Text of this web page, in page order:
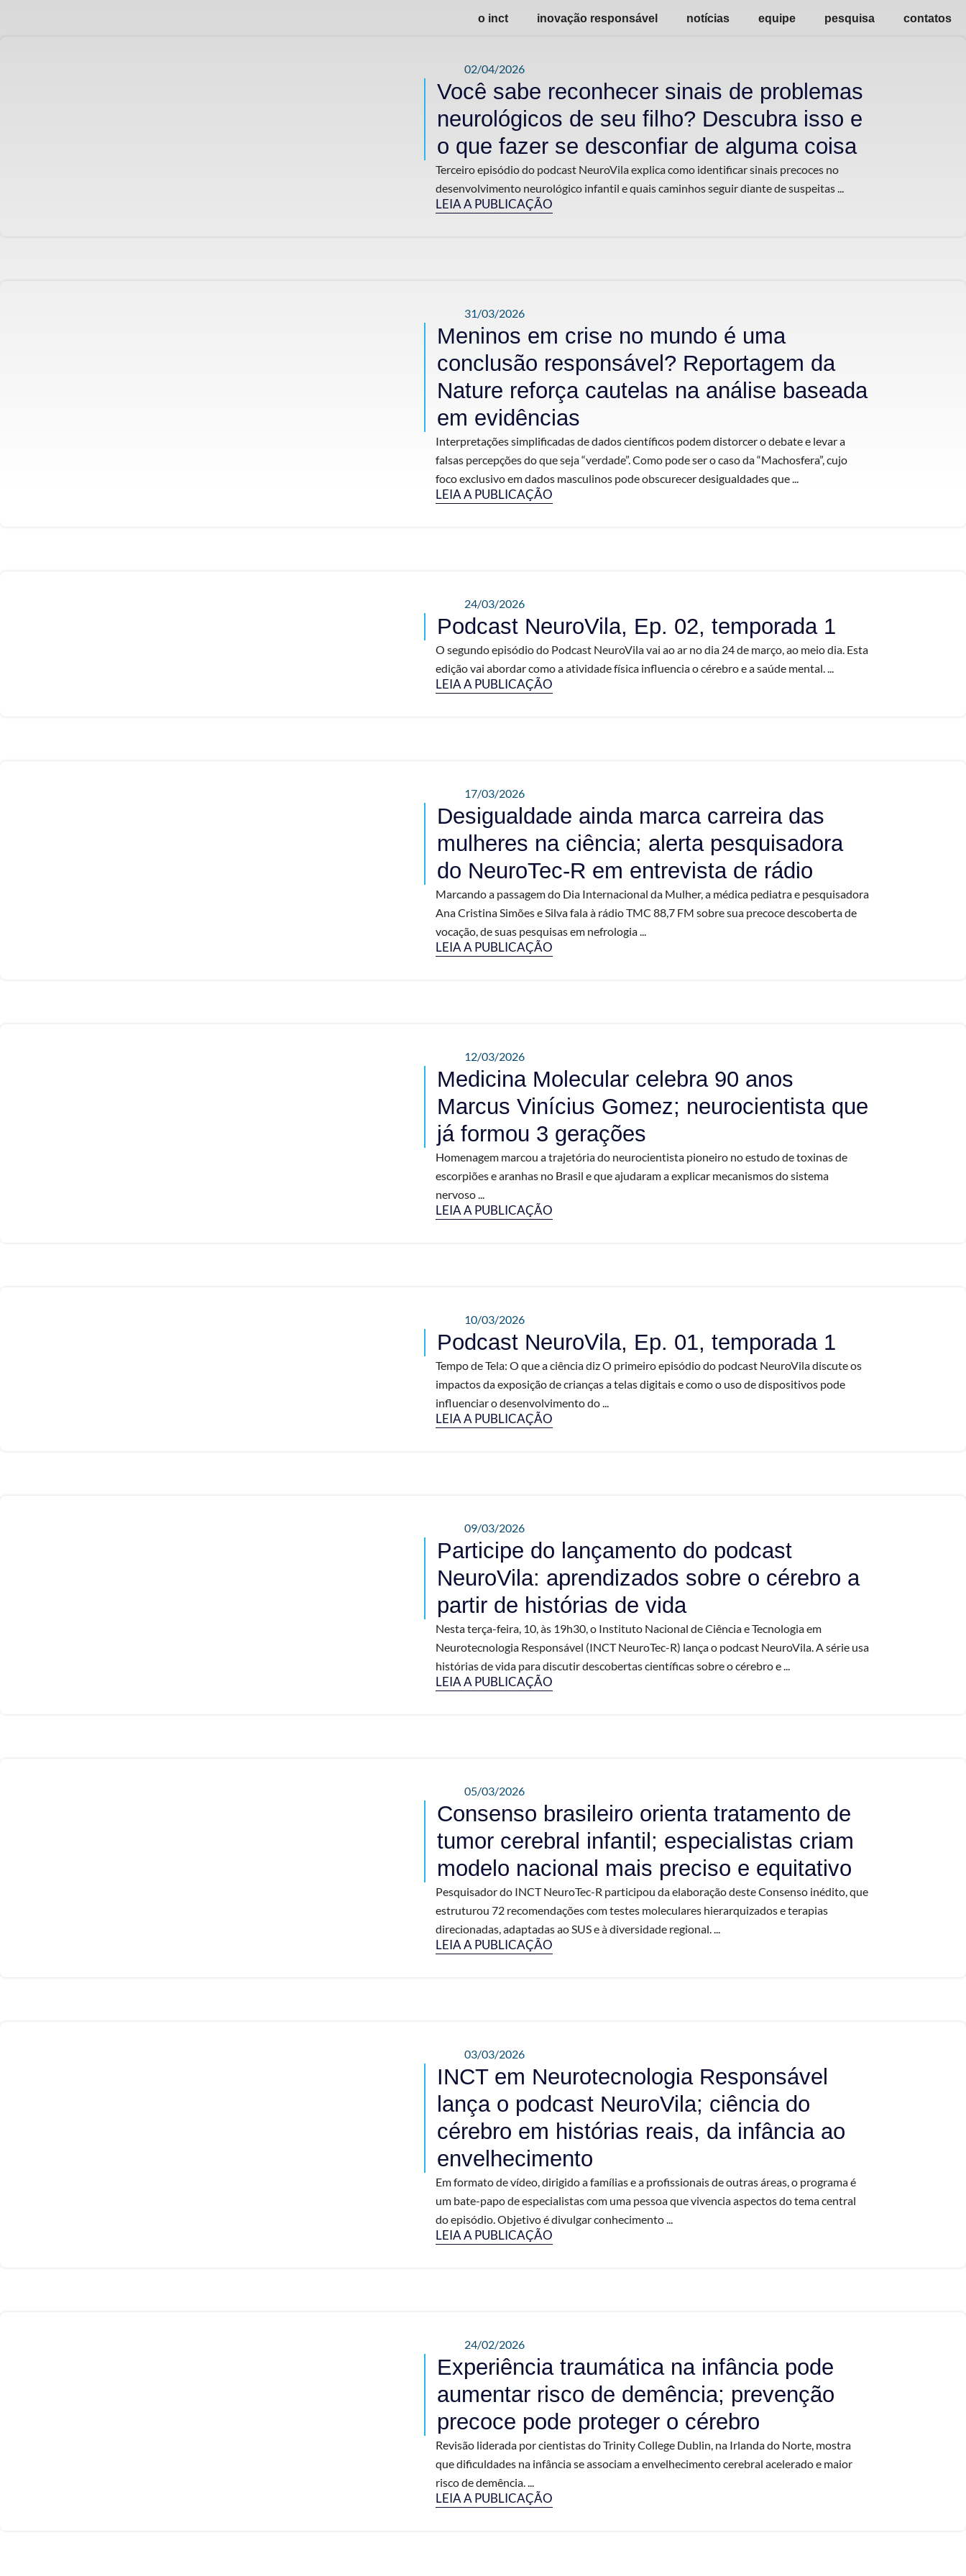
o inct inovação responsável notícias equipe pesquisa contatos
02/04/2026
Você sabe reconhecer sinais de problemas
neurológicos de seu filho? Descubra isso e
o que fazer se desconfiar de alguma coisa
Terceiro episódio do podcast NeuroVila explica como identificar sinais precoces no
desenvolvimento neurológico infantil e quais caminhos seguir diante de suspeitas ...
LEIA A PUBLICAÇÃO
31/03/2026
Meninos em crise no mundo é uma
conclusão responsável? Reportagem da
Nature reforça cautelas na análise baseada
em evidências
Interpretações simplificadas de dados científicos podem distorcer o debate e levar a
falsas percepções do que seja “verdade”. Como pode ser o caso da “Machosfera”, cujo
foco exclusivo em dados masculinos pode obscurecer desigualdades que ...
LEIA A PUBLICAÇÃO
24/03/2026
Podcast NeuroVila, Ep. 02, temporada 1
O segundo episódio do Podcast NeuroVila vai ao ar no dia 24 de março, ao meio dia. Esta
edição vai abordar como a atividade física influencia o cérebro e a saúde mental. ...
LEIA A PUBLICAÇÃO
17/03/2026
Desigualdade ainda marca carreira das
mulheres na ciência; alerta pesquisadora
do NeuroTec-R em entrevista de rádio
Marcando a passagem do Dia Internacional da Mulher, a médica pediatra e pesquisadora
Ana Cristina Simões e Silva fala à rádio TMC 88,7 FM sobre sua precoce descoberta de
vocação, de suas pesquisas em nefrologia ...
LEIA A PUBLICAÇÃO
12/03/2026
Medicina Molecular celebra 90 anos
Marcus Vinícius Gomez; neurocientista que
já formou 3 gerações
Homenagem marcou a trajetória do neurocientista pioneiro no estudo de toxinas de
escorpiões e aranhas no Brasil e que ajudaram a explicar mecanismos do sistema
nervoso ...
LEIA A PUBLICAÇÃO
10/03/2026
Podcast NeuroVila, Ep. 01, temporada 1
Tempo de Tela: O que a ciência diz O primeiro episódio do podcast NeuroVila discute os
impactos da exposição de crianças a telas digitais e como o uso de dispositivos pode
influenciar o desenvolvimento do ...
LEIA A PUBLICAÇÃO
09/03/2026
Participe do lançamento do podcast
NeuroVila: aprendizados sobre o cérebro a
partir de histórias de vida
Nesta terça-feira, 10, às 19h30, o Instituto Nacional de Ciência e Tecnologia em
Neurotecnologia Responsável (INCT NeuroTec-R) lança o podcast NeuroVila. A série usa
histórias de vida para discutir descobertas científicas sobre o cérebro e ...
LEIA A PUBLICAÇÃO
05/03/2026
Consenso brasileiro orienta tratamento de
tumor cerebral infantil; especialistas criam
modelo nacional mais preciso e equitativo
Pesquisador do INCT NeuroTec-R participou da elaboração deste Consenso inédito, que
estruturou 72 recomendações com testes moleculares hierarquizados e terapias
direcionadas, adaptadas ao SUS e à diversidade regional. ...
LEIA A PUBLICAÇÃO
03/03/2026
INCT em Neurotecnologia Responsável
lança o podcast NeuroVila; ciência do
cérebro em histórias reais, da infância ao
envelhecimento
Em formato de vídeo, dirigido a famílias e a profissionais de outras áreas, o programa é
um bate-papo de especialistas com uma pessoa que vivencia aspectos do tema central
do episódio. Objetivo é divulgar conhecimento ...
LEIA A PUBLICAÇÃO
24/02/2026
Experiência traumática na infância pode
aumentar risco de demência; prevenção
precoce pode proteger o cérebro
Revisão liderada por cientistas do Trinity College Dublin, na Irlanda do Norte, mostra
que dificuldades na infância se associam a envelhecimento cerebral acelerado e maior
risco de demência. ...
LEIA A PUBLICAÇÃO